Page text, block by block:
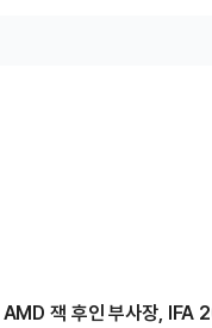
AMD 잭 후인 부사장, IFA